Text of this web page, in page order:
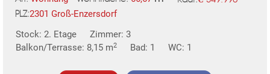
PLZ:2301 Groß-Enzersdorf
Stock: 2. Etage
Zimmer: 3
Balkon/Terrasse: 8,15 m2 Bad: 1 WC: 1